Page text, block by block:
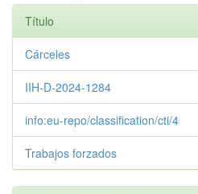
Título
Cárceles
IIH-D-2024-1284
info:eu-repo/classification/cti/4
Trabajos forzados